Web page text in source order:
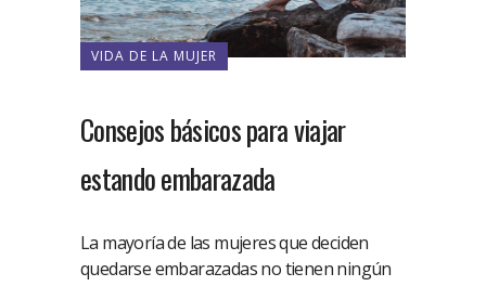
VIDA DE LA MUJER
Consejos básicos para viajar
estando embarazada
La mayoría de las mujeres que deciden
quedarse embarazadas no tienen ningún